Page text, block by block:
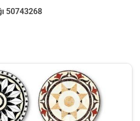
50743268